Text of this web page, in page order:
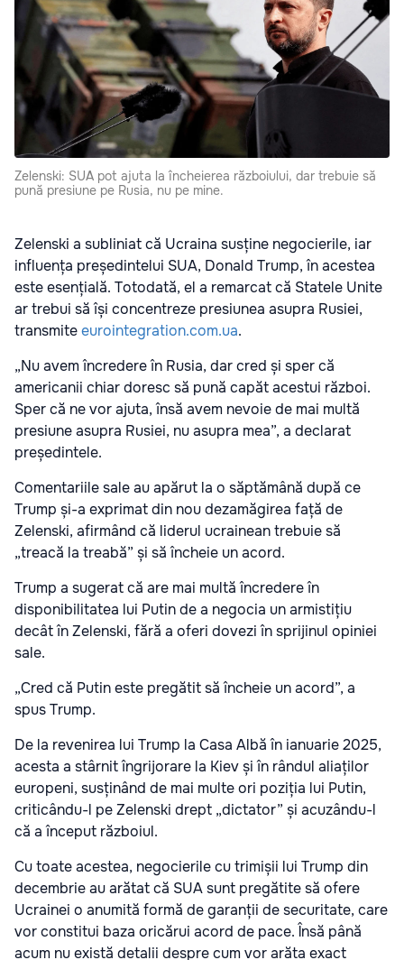
Zelenski: SUA pot ajuta la încheierea războiului, dar trebuie să
pună presiune pe Rusia, nu pe mine.
Zelenski a subliniat că Ucraina susține negocierile, iar
influența președintelui SUA, Donald Trump, în acestea
este esențială. Totodată, el a remarcat că Statele Unite
ar trebui să își concentreze presiunea asupra Rusiei,
transmiteeurointegration.com.ua.
„Nu avem încredere în Rusia, dar cred și sper că
americanii chiar doresc să pună capăt acestui război.
Sper că ne vor ajuta, însă avem nevoie de mai multă
presiune asupra Rusiei, nu asupra mea”, a declarat
președintele.
Comentariile sale au apărut la o săptămână după ce
Trump și-a exprimat din nou dezamăgirea față de
Zelenski, afirmând că liderul ucrainean trebuie să
„treacă la treabă” și să încheie un acord.
Trump a sugerat că are mai multă încredere în
disponibilitatea lui Putin de a negocia un armistițiu
decât în Zelenski, fără a oferi dovezi în sprijinul opiniei
sale.
„Cred că Putin este pregătit să încheie un acord”, a
spus Trump.
De la revenirea lui Trump la Casa Albă în ianuarie 2025,
acesta a stârnit îngrijorare la Kiev și în rândul aliaților
europeni, susținând de mai multe ori poziția lui Putin,
criticându-l pe Zelenski drept „dictator” și acuzându-l
că a început războiul.
Cu toate acestea, negocierile cu trimișii lui Trump din
decembrie au arătat că SUA sunt pregătite să ofere
Ucrainei o anumită formă de garanții de securitate, care
vor constitui baza oricărui acord de pace. Însă până
acum nu există detalii despre cum vor arăta exact